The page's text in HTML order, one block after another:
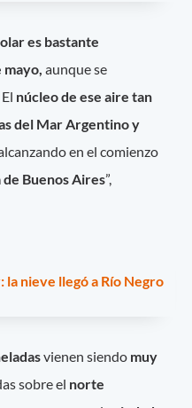
es bastante
mayo, aunque se
núcleo de ese aire tan
del Mar Argentino y
en el comienzo
Buenos Aires”,
la nieve llegó a Río Negro
vienen siendo muy
sobre el norte